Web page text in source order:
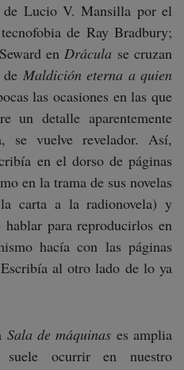
de Lucio V. Mansilla por el
de Ray Bradbury;
enDrácula se cruzan
Maldición eterna a quien
las ocasiones en las que
un detalle aparentemente
se vuelve revelador. Así,
en el dorso de páginas
en la trama de sus novelas
carta a la radionovela) y
para reproducirlos en
hacía con las páginas
al otro lado de lo ya
Sala de máquinas es amplia
ocurrir en nuestro